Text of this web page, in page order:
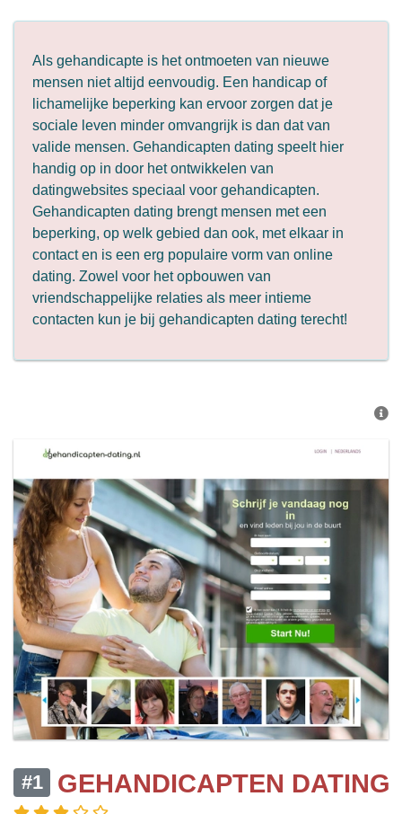
Als gehandicapte is het ontmoeten van nieuwe
mensen niet altijd eenvoudig. Een handicap of
lichamelijke beperking kan ervoor zorgen dat je
sociale leven minder omvangrijk is dan dat van
valide mensen. Gehandicapten dating speelt hier
handig op in door het ontwikkelen van
datingwebsites speciaal voor gehandicapten.
Gehandicapten dating brengt mensen met een
beperking, op welk gebied dan ook, met elkaar in
contact en is een erg populaire vorm van online
dating. Zowel voor het opbouwen van
vriendschappelijke relaties als meer intieme
contacten kun je bij gehandicapten dating terecht!
#1 GEHANDICAPTEN DATING